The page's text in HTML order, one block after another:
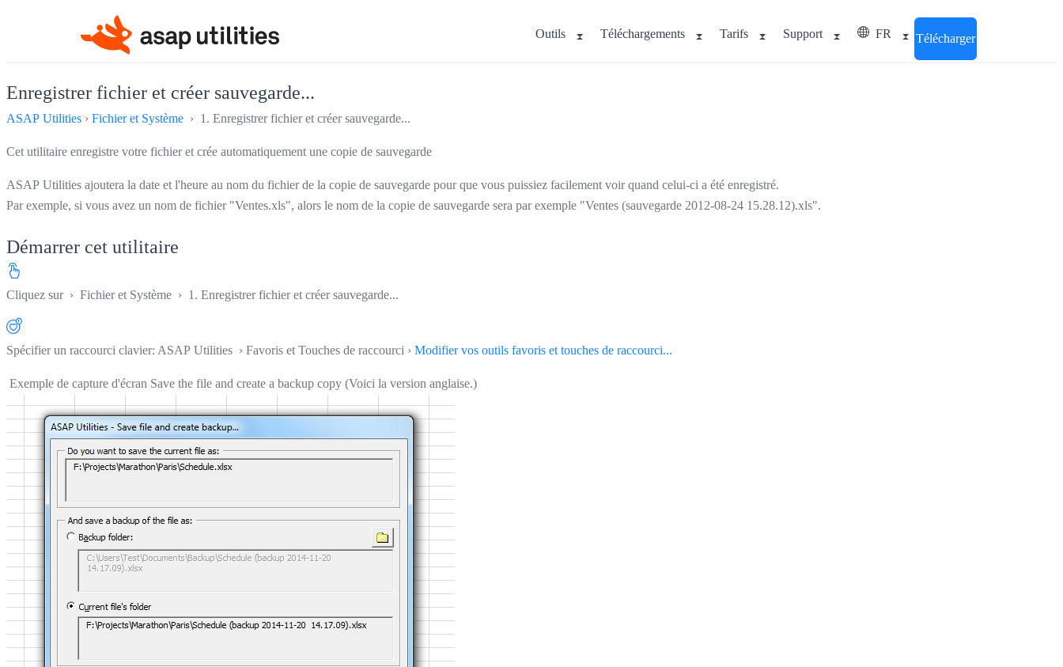
Outils Téléchargements Tarifs Support FR Télécharger
Enregistrer fichier et créer sauvegarde...
ASAP Utilities › Fichier et Système › 1. Enregistrer fichier et créer sauvegarde...
Cet utilitaire enregistre votre fichier et crée automatiquement une copie de sauvegarde
ASAP Utilities ajoutera la date et l'heure au nom du fichier de la copie de sauvegarde pour que vous puissiez facilement voir quand celui-ci a été enregistré.
Par exemple, si vous avez un nom de fichier "Ventes.xls", alors le nom de la copie de sauvegarde sera par exemple "Ventes (sauvegarde 2012-08-24 15.28.12).xls".
Démarrer cet utilitaire
Cliquez sur › Fichier et Système › 1. Enregistrer fichier et créer sauvegarde...
Spécifier un raccourci clavier: ASAP Utilities › Favoris et Touches de raccourci › Modifier vos outils favoris et touches de raccourci...
Exemple de capture d'écran Save the file and create a backup copy (Voici la version anglaise.)